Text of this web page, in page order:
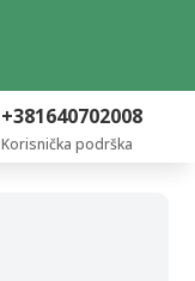
+381640702008
Korisnička podrška